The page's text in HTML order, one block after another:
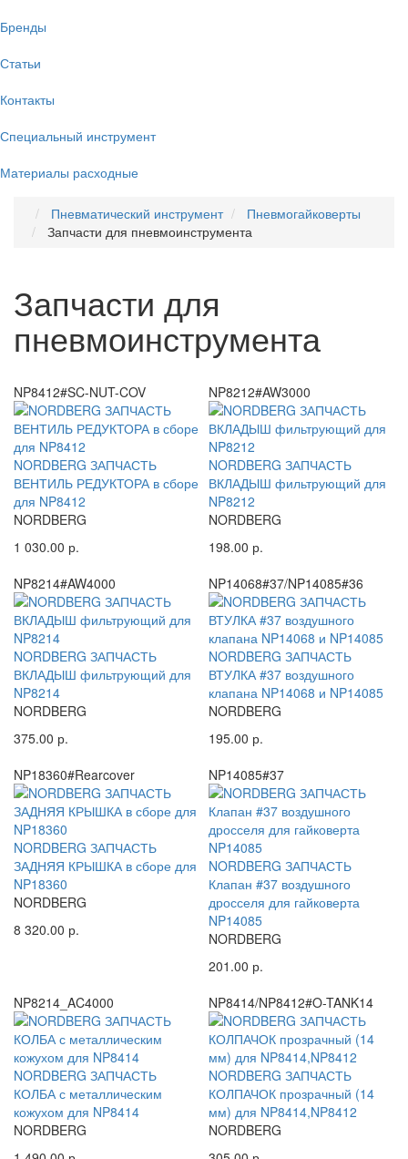
Бренды
Статьи
Контакты
Специальный инструмент
Материалы расходные
Пневматический инструмент
Пневмогайковерты
Запчасти для пневмоинструмента
Запчасти для
пневмоинструмента
NP8412#SC-NUT-COV
NORDBERG ЗАПЧАСТЬ
ВЕНТИЛЬ РЕДУКТОРА в сборе
для NP8412
NORDBERG
1 030.00 р.
NP8212#AW3000
NORDBERG ЗАПЧАСТЬ
ВКЛАДЫШ фильтрующий для
NP8212
NORDBERG
198.00 р.
NP8214#AW4000
NORDBERG ЗАПЧАСТЬ
ВКЛАДЫШ фильтрующий для
NP8214
NORDBERG
375.00 р.
NP14068#37/NP14085#36
NORDBERG ЗАПЧАСТЬ
ВТУЛКА #37 воздушного
клапана NP14068 и NP14085
NORDBERG
195.00 р.
NP18360#Rearcover
NORDBERG ЗАПЧАСТЬ
ЗАДНЯЯ КРЫШКА в сборе для
NP18360
NORDBERG
8 320.00 р.
NP14085#37
NORDBERG ЗАПЧАСТЬ
Клапан #37 воздушного
дросселя для гайковерта
NP14085
NORDBERG
201.00 р.
NP8214_AC4000
NORDBERG ЗАПЧАСТЬ
КОЛБА с металлическим
кожухом для NP8414
NORDBERG
NP8414/NP8412#O-TANK14
NORDBERG ЗАПЧАСТЬ
КОЛПАЧОК прозрачный (14
мм) для NP8414,NP8412
NORDBERG